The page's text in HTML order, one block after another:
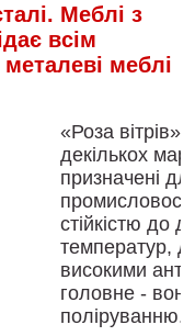
. Меблі з
всім
металеві меблі
«Роза вітрів»
декількох
призначені
промисловості
стійкістю до
температур,
високими
головне - вони
поліруванню.